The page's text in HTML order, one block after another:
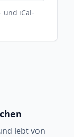
und iCal-
lebt von